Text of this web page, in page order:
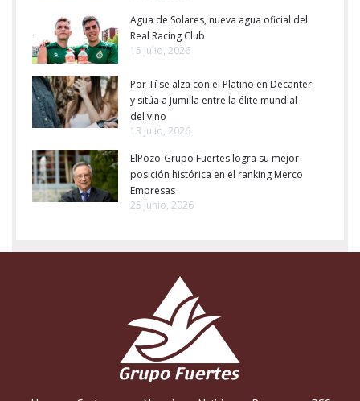
Agua de Solares, nueva agua oficial del
Real Racing Club
15 julio, 2026
Por Tí se alza con el Platino en Decanter
y sitúa a Jumilla entre la élite mundial
del vino
13 julio, 2026
ElPozo-Grupo Fuertes logra su mejor
posición histórica en el ranking Merco
Empresas
25 junio, 2026